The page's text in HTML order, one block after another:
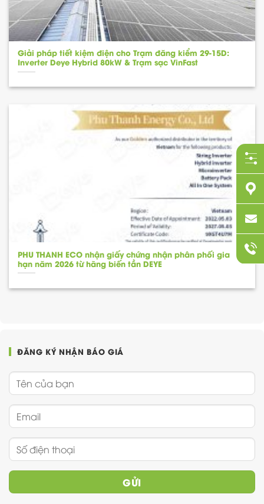
Giải pháp tiết kiệm điện cho Trạm đăng kiểm 29-15D:
Inverter Deye Hybrid 80kW & Trạm sạc VinFast
PHU THANH ECO nhận giấy chứng nhận phân phối gia
hạn năm 2026 từ hãng biến tần DEYE
ĐĂNG KÝ NHẬN BÁO GIÁ